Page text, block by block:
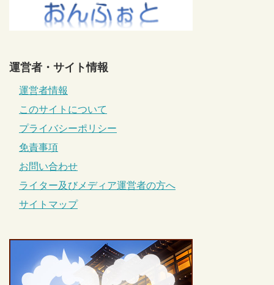
運営者・サイト情報
運営者情報
このサイトについて
プライバシーポリシー
免責事項
お問い合わせ
ライター及びメディア運営者の方へ
サイトマップ